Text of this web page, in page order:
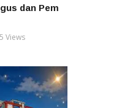
dan Pem
Views